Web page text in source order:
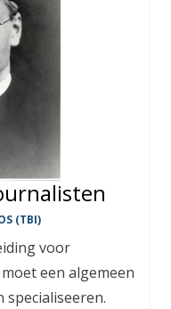
(TBI)
voor
een algemeen